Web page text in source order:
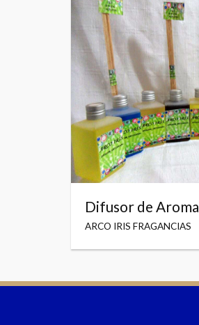
Difusor de Aroma
ARCO IRIS FRAGANCIAS